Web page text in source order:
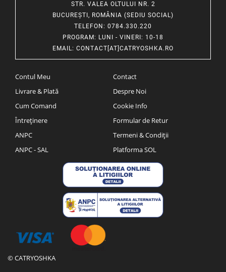
STR. VALEA OLTULUI NR. 2
BUCUREȘTI, ROMÂNIA (SEDIU SOCIAL)
TELEFON : 0784.330.220
PROGRAM: LUNI - VINERI: 10-18
EMAIL: CONTACT[AT]CATRYOSHKA.RO
Contul Meu
Livrare & Plată
Cum Comand
Întreținere
ANPC
ANPC - SAL
Contact
Despre Noi
Cookie Info
Formular de Retur
Termeni & Condiții
Platforma SOL
© CATRYOSHKA